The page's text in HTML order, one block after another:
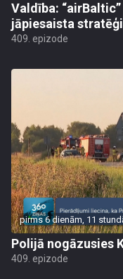
Valdība:
jāpiesaista
409. epizode
pirms 6 dienām, 11
Polijā nogāzusies
409. epizode